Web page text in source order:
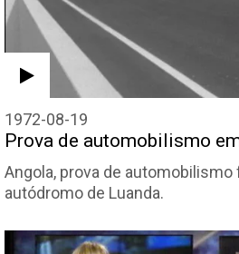
1972-08-19
Prova de automobilismo
Angola, prova de
autódromo de Luanda.